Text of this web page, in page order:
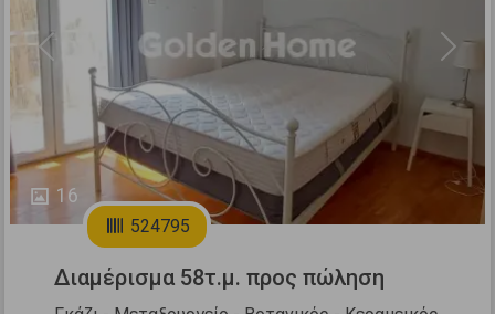
16
Previous Next
524795
Διαμέρισμα 58τ.μ. προς πώληση